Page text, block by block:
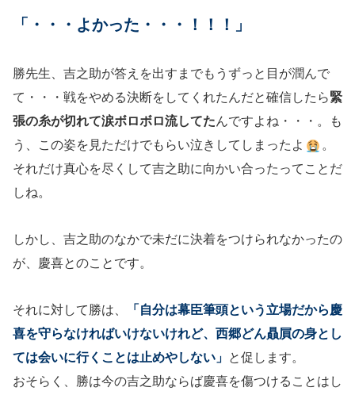
「・・・よかった・・・！！！」
勝先生、吉之助が答えを出すまでもうずっと目が潤んで
て・・・戦をやめる決断をしてくれたんだと確信したら緊
張の糸が切れて涙ボロボロ流してたんですよね・・・。も
う、この姿を見ただけでもらい泣きしてしまったよ
。
それだけ真心を尽くして吉之助に向かい合ったってことだ
しね。
しかし、吉之助のなかで未だに決着をつけられなかったの
が、慶喜とのことです。
それに対して勝は、
「自分は幕臣筆頭という立場だから慶
喜を守らなければいけないけれど、西郷どん贔屓の身とし
ては会いに行くことは止めやしない」 と促します。
おそらく、勝は今の吉之助ならば慶喜を傷つけることはし